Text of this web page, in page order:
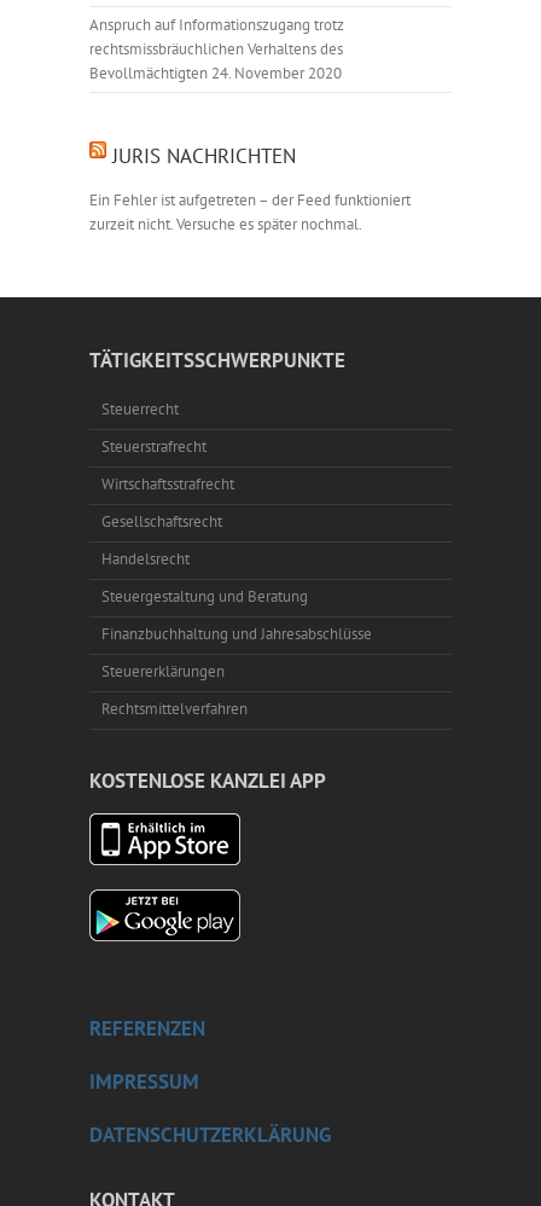
Anspruch auf Informationszugang trotz
rechtsmissbräuchlichen Verhaltens des
Bevollmächtigten 24. November 2020
JURIS NACHRICHTEN
Ein Fehler ist aufgetreten – der Feed funktioniert
zurzeit nicht. Versuche es später nochmal.
TÄTIGKEITSSCHWERPUNKTE
Steuerrecht
Steuerstrafrecht
Wirtschaftsstrafrecht
Gesellschaftsrecht
Handelsrecht
Steuergestaltung und Beratung
Finanzbuchhaltung und Jahresabschlüsse
Steuererklärungen
Rechtsmittelverfahren
KOSTENLOSE KANZLEI APP
REFERENZEN
IMPRESSUM
DATENSCHUTZERKLÄRUNG
KONTAKT